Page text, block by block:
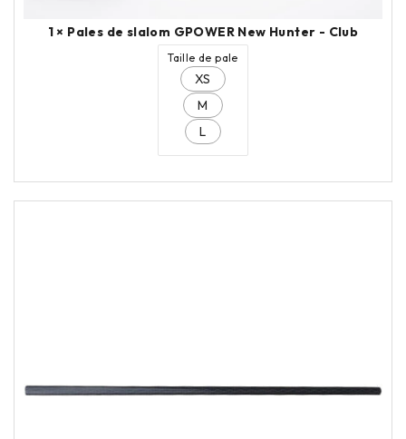
1 × Pales de slalom GPOWER New Hunter - Club
Taille de pale
XS
M
L